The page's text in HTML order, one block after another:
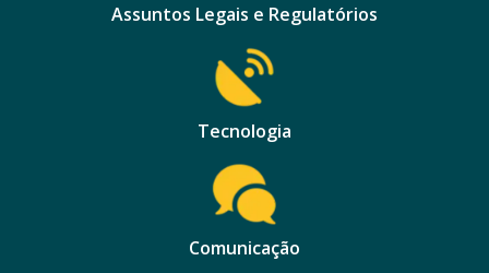
Assuntos Legais e Regulatórios
Tecnologia
Comunicação